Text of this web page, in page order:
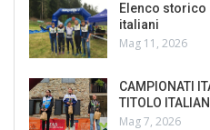
Elenco
italiani
Mag 11, 2026
CAMPIONATI
TITOLO
Mag 7, 2026